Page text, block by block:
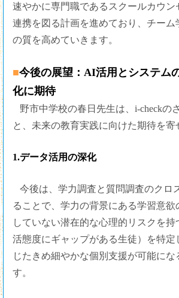
速やかに専門職であるスクールカウン
連携を図る計画を進めており、チーム
の質を高めていきます。
■今後の展望：AI活用とシステムのさらなる深
化に期待
野市中学校の春日先生は、i-checkの
と、未来の教育実践に向けた期待を寄
1.データ活用の深化
今後は、学力調査と質問調査のクロ
ることで、学力の背景にある学習意
していない潜在的な心理的リスクを持
活態度にギャップがある生徒）を特定
じたきめ細やかな個別支援が可能にな
す。